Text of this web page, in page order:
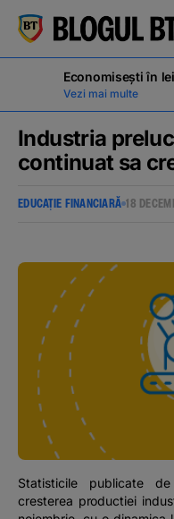
кириллица
Campanii
BT Pay
Evenimente
Podcast
The MacRO Zone
Pentru antreprenori
Economisești în
Vezi mai multe
Industria
continuat sa
EDUCAȚIE FINANCIARĂ 18
Statisticile publicate
cresterea productiei